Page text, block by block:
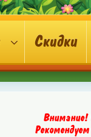
Скидки
Внимание!